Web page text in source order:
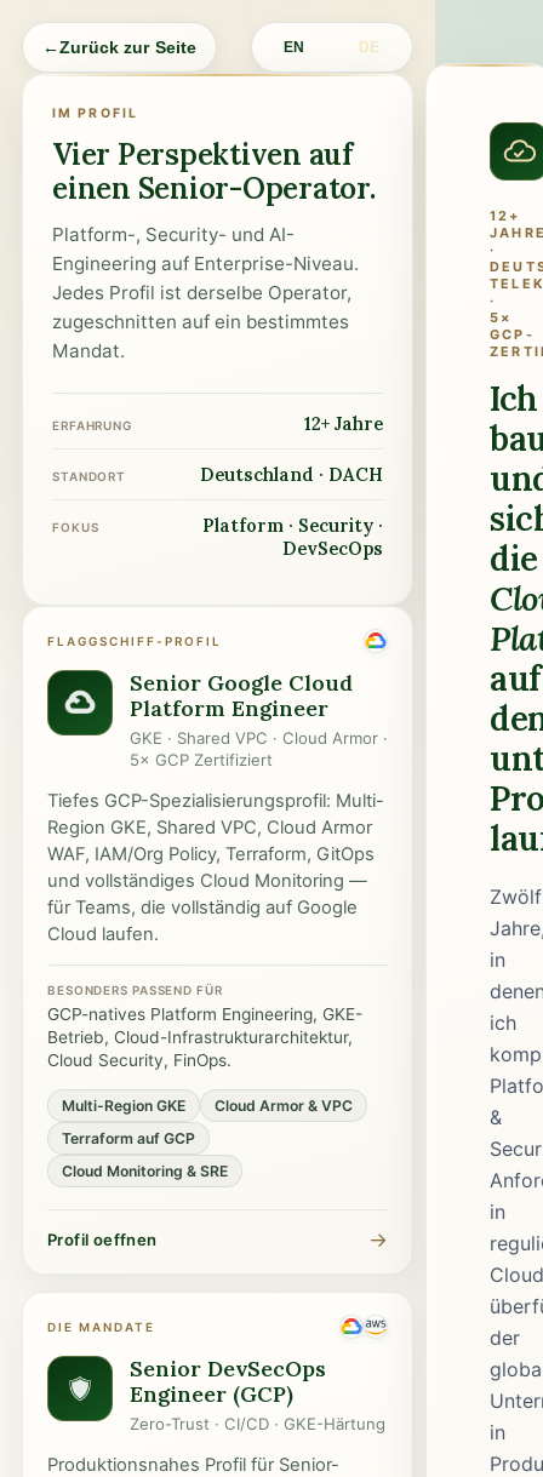
←Zurück zur Seite EN DE
IM PROFIL
Vier Perspektiven auf
einen Senior-Operator.
Platform-, Security- und AI-
Engineering auf Enterprise-Niveau.
Jedes Profil ist derselbe Operator,
zugeschnitten auf ein bestimmtes
Mandat.
ERFAHRUNG 12+ Jahre
STANDORT Deutschland · DACH
FOKUS
Platform · Security ·
DevSecOps
FLAGGSCHIFF-PROFIL
Senior Google Cloud
Platform Engineer
GKE · Shared VPC · Cloud Armor ·
5× GCP Zertifiziert
Tiefes GCP-Spezialisierungsprofil: Multi-
Region GKE, Shared VPC, Cloud Armor
WAF, IAM/Org Policy, Terraform, GitOps
und vollständiges Cloud Monitoring —
für Teams, die vollständig auf Google
Cloud laufen.
BESONDERS PASSEND FÜR
GCP-natives Platform Engineering, GKE-
Betrieb, Cloud-Infrastrukturarchitektur,
Cloud Security, FinOps.
Multi-Region GKE
Cloud Armor & VPC
Terraform auf GCP
Cloud Monitoring & SRE
Profil oeffnen →
DIE MANDATE
Senior DevSecOps
Engineer (GCP)
Zero-Trust · CI/CD · GKE-Härtung
Produktionsnahes Profil für Senior-
12+
·
·
5×
GCP-
Ich
die
auf
Zwölf
in
ich
&
in
Cloud
der
in